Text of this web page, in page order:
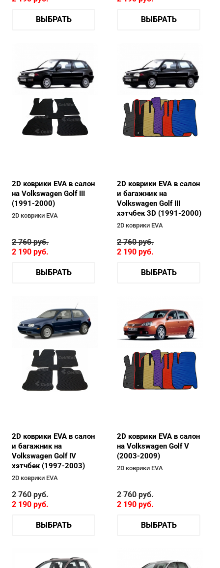
ВЫБРАТЬ ВЫБРАТЬ
2D коврики EVA в салон
на Volkswagen Golf III
(1991-2000)
2D коврики EVA
2 760руб.
2 190 руб.
ВЫБРАТЬ
2D коврики EVA в салон
и багажник на
Volkswagen Golf III
хэтчбек 3D (1991-2000)
2D коврики EVA
2 760руб.
2 190 руб.
ВЫБРАТЬ
2D коврики EVA в салон
и багажник на
Volkswagen Golf IV
хэтчбек (1997-2003)
2D коврики EVA
2 760руб.
2 190 руб.
ВЫБРАТЬ
2D коврики EVA в салон
на Volkswagen Golf V
(2003-2009)
2D коврики EVA
2 760руб.
2 190 руб.
ВЫБРАТЬ